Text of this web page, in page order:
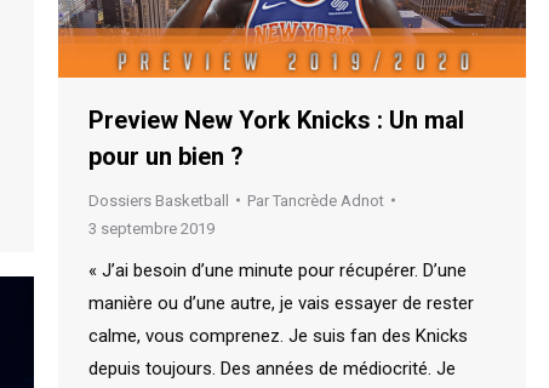
Preview New York Knicks : Un mal
pour un bien ?
Dossiers Basketball Par Tancrède Adnot
3 septembre 2019
« J’ai besoin d’une minute pour récupérer. D’une
manière ou d’une autre, je vais essayer de rester
calme, vous comprenez. Je suis fan des Knicks
depuis toujours. Des années de médiocrité. Je